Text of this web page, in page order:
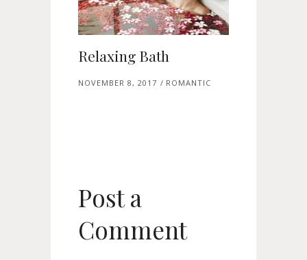
Relaxing Bath
NOVEMBER 8, 2017 ROMANTIC
Post a
Comment